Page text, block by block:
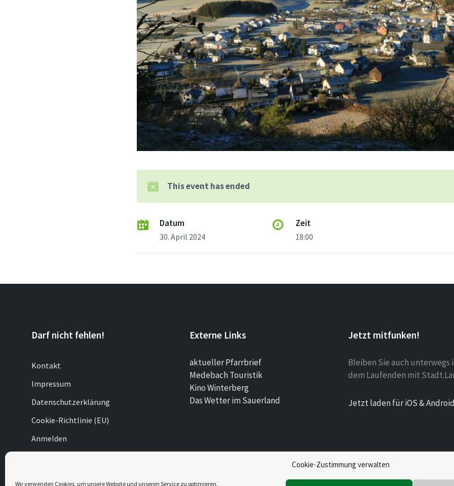
Cookie-Zustimmung verwalten
Wir verwenden Cookies, um unsere Website und unseren Service zu optimieren.
This event has ended
Datum
30. April 2024
Zeit
18:00
Darf nicht fehlen!
Kontakt
Impressum
Datenschutzerklärung
Cookie-Richtlinie (EU)
Anmelden
Externe Links
aktueller Pfarrbrief
Medebach Touristik
Kino Winterberg
Das Wetter im Sauerland
Jetzt mitfunken!
Bleiben Sie auch unterwegs
dem Laufenden mit
Jetzt laden für iOS &